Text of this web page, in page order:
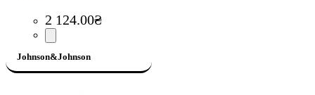
2 124.00₴
Johnson&Johnson